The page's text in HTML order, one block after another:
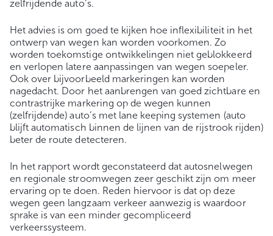
zelfrijdende auto’s.
Het advies is om goed te kijken hoe inflexibiliteit in het
ontwerp van wegen kan worden voorkomen. Zo
worden toekomstige ontwikkelingen niet geblokkeerd
en verlopen latere aanpassingen van wegen soepeler.
Ook over bijvoorbeeld markeringen kan worden
nagedacht. Door het aanbrengen van goed zichtbare en
contrastrijke markering op de wegen kunnen
(zelfrijdende) auto’s met lane keeping systemen (auto
blijft automatisch binnen de lijnen van de rijstrook rijden)
beter de route detecteren.
In het rapport wordt geconstateerd dat autosnelwegen
en regionale stroomwegen zeer geschikt zijn om meer
ervaring op te doen. Reden hiervoor is dat op deze
wegen geen langzaam verkeer aanwezig is waardoor
sprake is van een minder gecompliceerd
verkeerssysteem.